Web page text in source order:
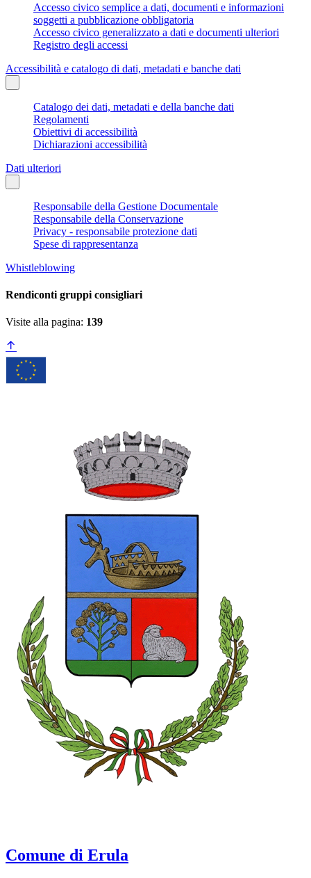
Accesso civico semplice a dati, documenti e informazioni
soggetti a pubblicazione obbligatoria
Accesso civico generalizzato a dati e documenti ulteriori
Registro degli accessi
Accessibilità e catalogo di dati, metadati e banche dati
Catalogo dei dati, metadati e della banche dati
Regolamenti
Obiettivi di accessibilità
Dichiarazioni accessibilità
Dati ulteriori
Responsabile della Gestione Documentale
Responsabile della Conservazione
Privacy - responsabile protezione dati
Spese di rappresentanza
Whistleblowing
Rendiconti gruppi consigliari
Visite alla pagina: 139
Comune di Erula